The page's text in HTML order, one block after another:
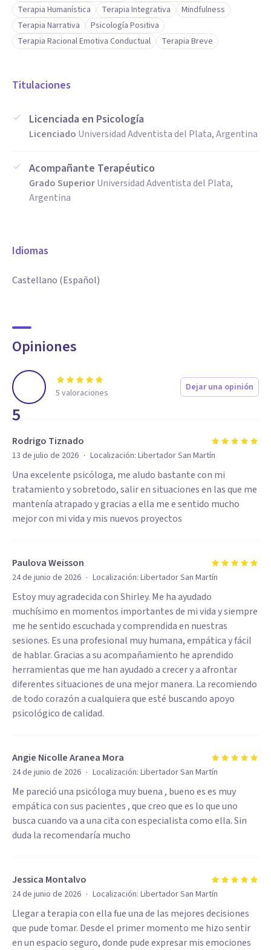
Terapia Humanística Terapia Integrativa
Mindfulness
Terapia Narrativa
Psicología Positiva
Terapia Racional Emotiva Conductual
Terapia Breve
Titulaciones
Licenciada en Psicología
Licenciado Universidad Adventista del Plata, Argentina
Acompañante Terapéutico
Grado SuperiorUniversidad Adventista del Plata,
Argentina
Idiomas
Castellano (Español)
Opiniones
5
5 valoraciones Dejar una opinión
Rodrigo Tiznado
13 de julio de 2026 · Localización: Libertador San Martín
Una excelente psicóloga, me aludo bastante con mi
tratamiento y sobretodo, salir en situaciones en las que me
mantenía atrapado y gracias a ella me e sentido mucho
mejor con mi vida y mis nuevos proyectos
Paulova Weisson
24 de junio de 2026 · Localización: Libertador San Martín
Estoy muy agradecida con Shirley. Me ha ayudado
muchísimo en momentos importantes de mi vida y siempre
me he sentido escuchada y comprendida en nuestras
sesiones. Es una profesional muy humana, empática y fácil
de hablar. Gracias a su acompañamiento he aprendido
herramientas que me han ayudado a crecer y a afrontar
diferentes situaciones de una mejor manera. La recomiendo
de todo corazón a cualquiera que esté buscando apoyo
psicológico de calidad.
Angie Nicolle Aranea Mora
24 de junio de 2026 · Localización: Libertador San Martín
Me pareció una psicóloga muy buena , bueno es es muy
empática con sus pacientes , que creo que es lo que uno
busca cuando va a una cita con especialista como ella. Sin
duda la recomendaría mucho
Jessica Montalvo
24 de junio de 2026 · Localización: Libertador San Martín
Llegar a terapia con ella fue una de las mejores decisiones
que pude tomar. Desde el primer momento me hizo sentir
en un espacio seguro, donde pude expresar mis emociones